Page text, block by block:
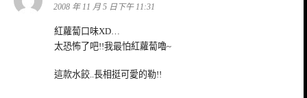
示:
2008 年 11 月 5 日下午 11:31
紅蘿蔔口味XD…
太恐怖了吧!!我最怕紅蘿蔔嚕~
這款水餃..長相挺可愛的勒!!